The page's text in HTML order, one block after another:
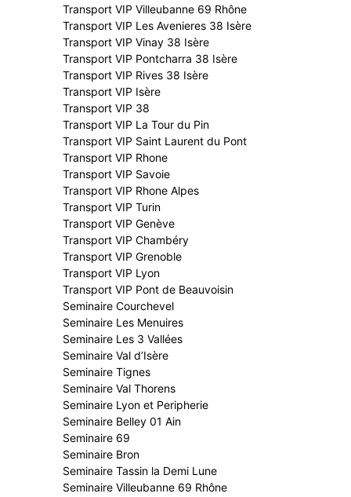
Transport VIP Villeubanne 69 Rhône
Transport VIP Les Avenieres 38 Isère
Transport VIP Vinay 38 Isère
Transport VIP Pontcharra 38 Isère
Transport VIP Rives 38 Isère
Transport VIP Isère
Transport VIP 38
Transport VIP La Tour du Pin
Transport VIP Saint Laurent du Pont
Transport VIP Rhone
Transport VIP Savoie
Transport VIP Rhone Alpes
Transport VIP Turin
Transport VIP Genève
Transport VIP Chambéry
Transport VIP Grenoble
Transport VIP Lyon
Transport VIP Pont de Beauvoisin
Seminaire Courchevel
Seminaire Les Menuires
Seminaire Les 3 Vallées
Seminaire Val d’Isère
Seminaire Tignes
Seminaire Val Thorens
Seminaire Lyon et Peripherie
Seminaire Belley 01 Ain
Seminaire 69
Seminaire Bron
Seminaire Tassin la Demi Lune
Seminaire Villeubanne 69 Rhône